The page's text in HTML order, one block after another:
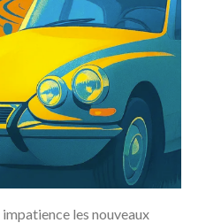
les nouveaux